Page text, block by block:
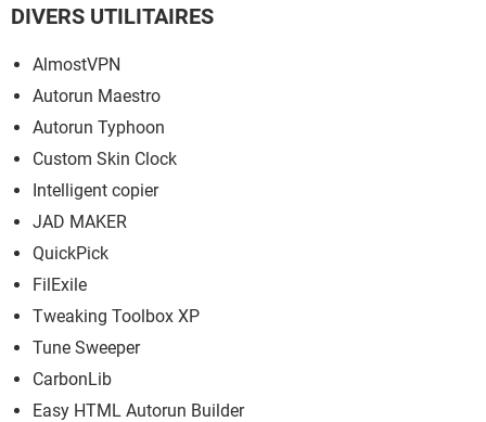
DIVERS UTILITAIRES
AlmostVPN
Autorun Maestro
Autorun Typhoon
Custom Skin Clock
Intelligent copier
JAD MAKER
QuickPick
FilExile
Tweaking Toolbox XP
Tune Sweeper
CarbonLib
Easy HTML Autorun Builder